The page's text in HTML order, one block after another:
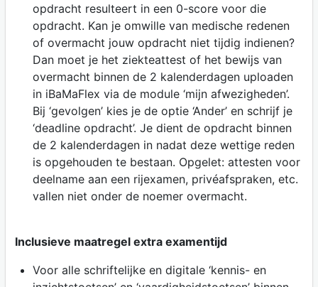
opdracht resulteert in een 0-score voor die
opdracht. Kan je omwille van medische redenen
of overmacht jouw opdracht niet tijdig indienen?
Dan moet je het ziekteattest of het bewijs van
overmacht binnen de 2 kalenderdagen uploaden
in iBaMaFlex via de module ‘mijn afwezigheden’.
Bij ‘gevolgen’ kies je de optie ‘Ander’ en schrijf je
‘deadline opdracht’. Je dient de opdracht binnen
de 2 kalenderdagen in nadat deze wettige reden
is opgehouden te bestaan. Opgelet: attesten voor
deelname aan een rijexamen, privéafspraken, etc.
vallen niet onder de noemer overmacht.
Inclusieve maatregel extra examentijd
Voor alle schriftelijke en digitale ‘kennis- en